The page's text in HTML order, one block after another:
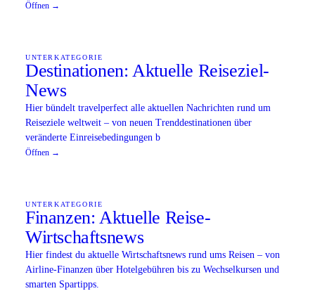
Öffnen →
UNTERKATEGORIE
Destinationen: Aktuelle Reiseziel-
News
Hier bündelt travelperfect alle aktuellen Nachrichten rund um
Reiseziele weltweit – von neuen Trenddestinationen über
veränderte Einreisebedingungen b
Öffnen →
UNTERKATEGORIE
Finanzen: Aktuelle Reise-
Wirtschaftsnews
Hier findest du aktuelle Wirtschaftsnews rund ums Reisen – von
Airline-Finanzen über Hotelgebühren bis zu Wechselkursen und
smarten Spartipps.